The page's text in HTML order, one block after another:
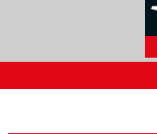
Actualidad Minera